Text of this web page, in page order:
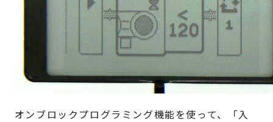
オンブロックプログラミング機能を使って、「入